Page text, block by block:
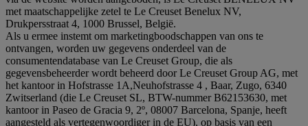
met maatschappelijke zetel te Le Creuset Benelux NV,
Drukpersstraat 4, 1000 Brussel, België.
Als u ermee instemt om marketingboodschappen van ons te
ontvangen, worden uw gegevens onderdeel van de
consumentendatabase van Le Creuset Group, die als
gegevensbeheerder wordt beheerd door Le Creuset Group AG, met
het kantoor in Hofstrasse 1A,Neuhofstrasse 4 , Baar, Zugo, 6340
Zwitserland (die Le Creuset SL, BTW-nummer B62153630, met
kantoor in Paseo de Gracia 9, 2º, 08007 Barcelona, Spanje, heeft
aangesteld als vertegenwoordiger in de EU), op basis van een